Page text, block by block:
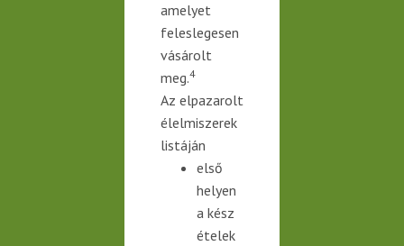
amelyet
feleslegesen
vásárolt
meg.4
Az elpazarolt
élelmiszerek
listáján
első
helyen
a kész
ételek